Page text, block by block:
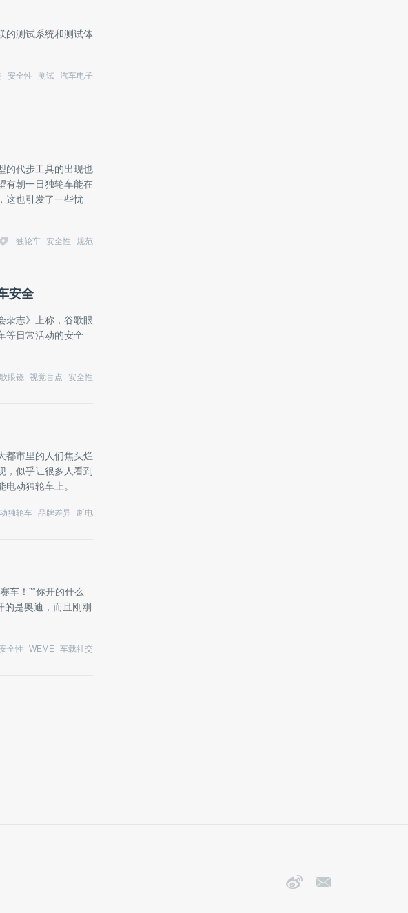
的测试系统和测试体
安全性 测试 汽车电子
的代步工具的出现也
有朝一日独轮车能在
这也引发了一些忧
独轮车 安全性 规范
安全
杂志》上称，谷歌眼
等日常活动的安全
眼镜 视觉盲点 安全性
都市里的人们焦头烂
，似乎让很多人看到
动独轮车上。
独轮车 品牌差异 断电
车！”“你开的什么
的是奥迪，而且刚刚
全性 WEME 车载社交